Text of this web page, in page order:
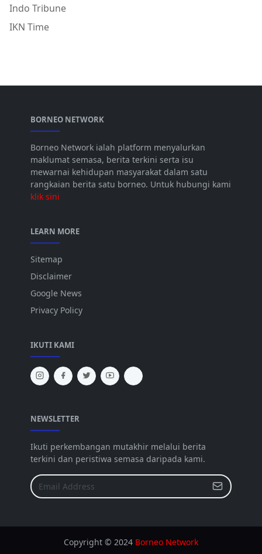
Indo Tribune
IKN Time
BORNEO NETWORK
Borneo Network ialah platform menyalurkan
maklumat semasa, berita terkini serta isu
mewarnai kehidupan masyarakat dalam satu
rangkaian berita satu borneo. Untuk hubungi kami
klik sini
LEARN MORE
Sitemap
Disclaimer
Google News
Privacy Policy
IKUTI KAMI
NEWSLETTER
Ikuti perkembangan mutakhir melalui berita
terkini dan peristiwa semasa daripada kami.
Copyright © 2024 Borneo Network